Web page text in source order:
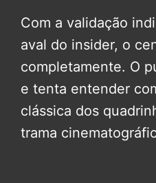
Com a validação
aval do insider, o
completamente. O
e tenta entender
clássica dos
trama